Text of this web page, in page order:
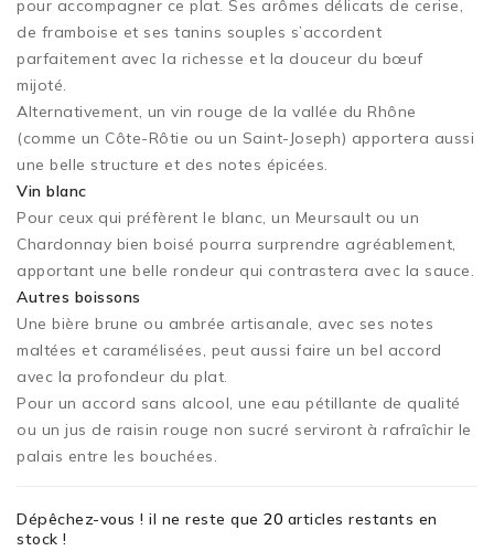
pour accompagner ce plat. Ses arômes délicats de cerise,
de framboise et ses tanins souples s’accordent
parfaitement avec la richesse et la douceur du bœuf
mijoté.
Alternativement, un vin rouge de la vallée du Rhône
(comme un Côte-Rôtie ou un Saint-Joseph) apportera aussi
une belle structure et des notes épicées.
Vin blanc
Pour ceux qui préfèrent le blanc, un Meursault ou un
Chardonnay bien boisé pourra surprendre agréablement,
apportant une belle rondeur qui contrastera avec la sauce.
Autres boissons
Une bière brune ou ambrée artisanale, avec ses notes
maltées et caramélisées, peut aussi faire un bel accord
avec la profondeur du plat.
Pour un accord sans alcool, une eau pétillante de qualité
ou un jus de raisin rouge non sucré serviront à rafraîchir le
palais entre les bouchées.
Dépêchez-vous ! il ne reste que 20 articles restants en
stock !